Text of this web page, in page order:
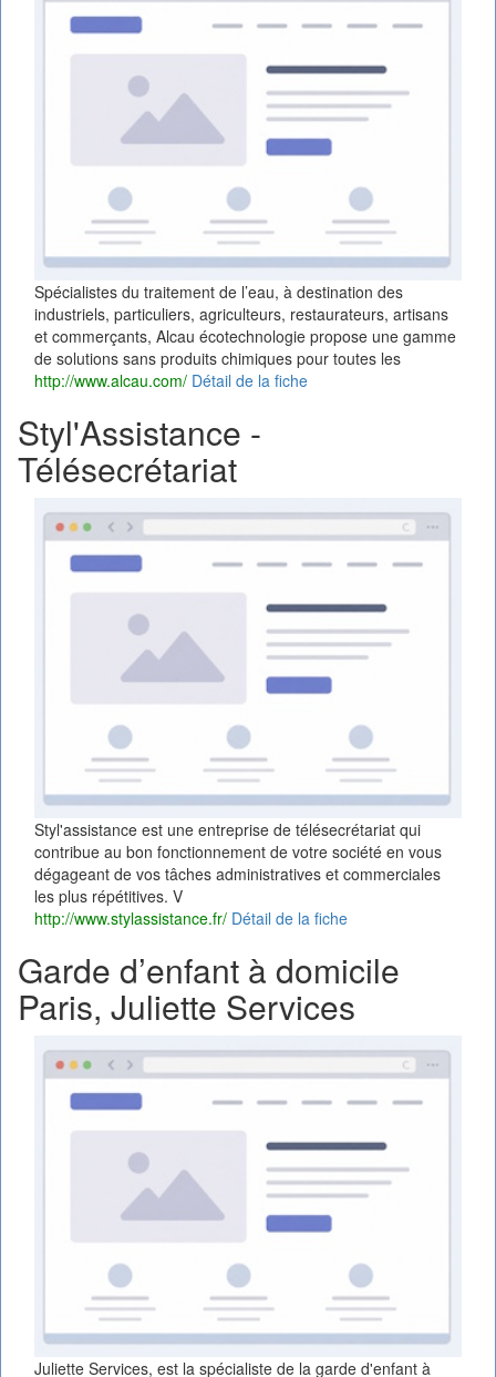
Spécialistes du traitement de l’eau, à destination des
industriels, particuliers, agriculteurs, restaurateurs, artisans
et commerçants, Alcau écotechnologie propose une gamme
de solutions sans produits chimiques pour toutes les
http://www.alcau.com/ Détail de la fiche
Styl'Assistance -
Télésecrétariat
Styl'assistance est une entreprise de télésecrétariat qui
contribue au bon fonctionnement de votre société en vous
dégageant de vos tâches administratives et commerciales
les plus répétitives. V
http://www.stylassistance.fr/ Détail de la fiche
Garde d’enfant à domicile
Paris, Juliette Services
Juliette Services, est la spécialiste de la garde d'enfant à